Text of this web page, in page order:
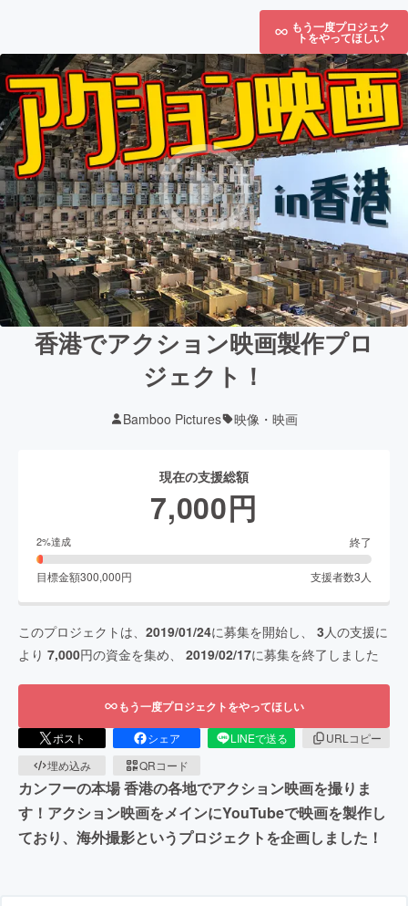
もう一度プロジェク
トをやってほしい
香港でアクション映画製作プロ
ジェクト！
Bamboo Pictures 映像・映画
現在の支援総額
7,000円
2%達成 終了
目標金額300,000円 支援者数3 人
このプロジェクトは、 2019/01/24に募集を開始し、 3 人の支援に
より 7,000円の資金を集め、 2019/02/17に募集を終了しました
もう一度プロジェクトをやってほしい
ポスト シェア LINEで送る
URLコピー
埋め込み
QRコード
カンフーの本場 香港の各地でアクション映画を撮りま
す！アクション映画をメインにYouTubeで映画を製作し
ており、海外撮影というプロジェクトを企画しました！